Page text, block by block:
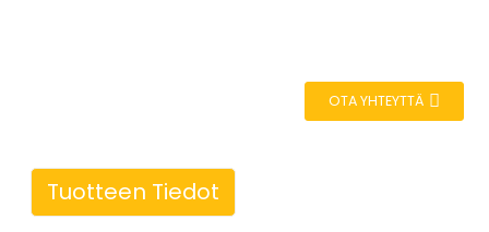
OTA YHTEYTTÄ
Tuotteen Tiedot